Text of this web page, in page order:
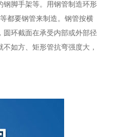
钢脚手架等。用钢管制造环形
都要钢管来制造。钢管按横
环截面在承受内部或外部径
如方、矩形管抗弯强度大，